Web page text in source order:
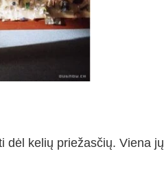
dėl kelių priežasčių. Viena jų